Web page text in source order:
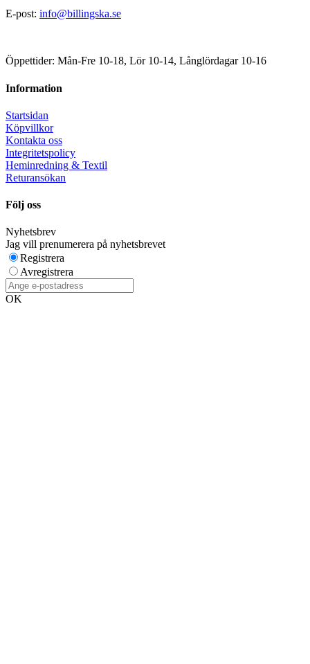
E-post: info@billingska.se
Öppettider: Mån-Fre 10-18, Lör 10-14, Långlördagar 10-16
Information
Startsidan
Köpvillkor
Kontakta oss
Integritetspolicy
Heminredning & Textil
Returansökan
Följ oss
Nyhetsbrev
Jag vill prenumerera på nyhetsbrevet
Registrera
Avregistrera
OK